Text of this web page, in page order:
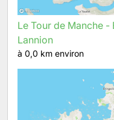
Le Tour de Manche -
Lannion
à 0,0 km environ